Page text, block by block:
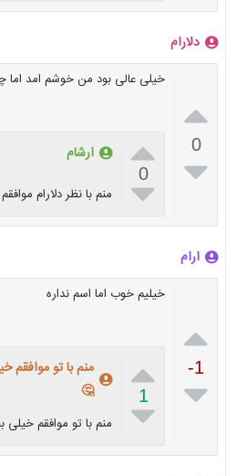
دلارام

0

خیلی عالی بود من خوشم امد اما

0

ارشام
منم با نظر دلارام
ارام

-1

خیلیم خوب اما اسم نداره

1

منم با تو موافقم
🤔
منم با تو موافقم خیلی